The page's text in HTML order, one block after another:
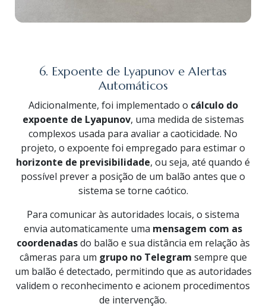
6. Expoente de Lyapunov e Alertas
Automáticos
Adicionalmente, foi implementado o cálculo do
expoente de Lyapunov, uma medida de sistemas
complexos usada para avaliar a caoticidade. No
projeto, o expoente foi empregado para estimar o
horizonte de previsibilidade, ou seja, até quando é
possível prever a posição de um balão antes que o
sistema se torne caótico.
Para comunicar às autoridades locais, o sistema
envia automaticamente uma mensagem com as
coordenadasdo balão e sua distância em relação às
câmeras para um grupo no Telegram sempre que
um balão é detectado, permitindo que as autoridades
validem o reconhecimento e acionem procedimentos
de intervenção.